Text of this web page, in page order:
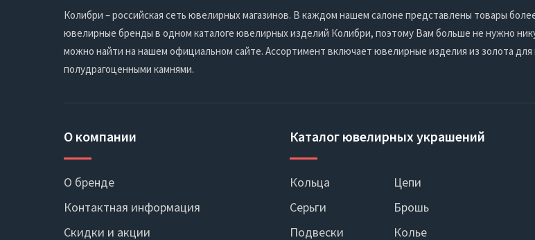
Колибри – российская сеть ювелирных магазинов. В каждом нашем салоне представлены товары
ювелирные бренды в одном каталоге ювелирных изделий Колибри, поэтому Вам больше не нужно
можно найти на нашем официальном сайте. Ассортимент включает ювелирные изделия из золота
полудрагоценными камнями.
О компании
О бренде
Контактная информация
Скидки и акции
Каталог ювелирных украшений
Кольца
Серьги
Подвески
Цепи
Брошь
Колье